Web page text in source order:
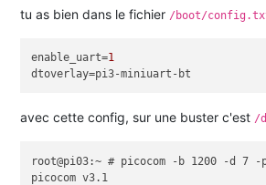
XUQUE)QTPrAfI&QT!ES)IA
tu as bien dans le fichier /boot/
enable_uart=1
dtoverlay
avec cette config, sur une buster c'est /
root@pi03:~ # picocom -b 1200 -d 7
picocom v3.1